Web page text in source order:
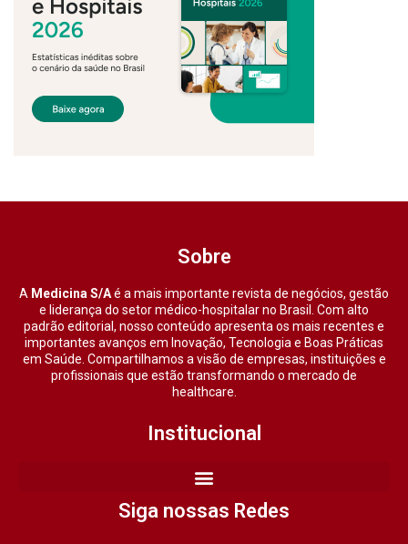
Sobre
A Medicina S/Aé a mais importante revista de negócios, gestão
e liderança do setor médico-hospitalar no Brasil. Com alto
padrão editorial, nosso conteúdo apresenta os mais recentes e
importantes avanços em Inovação, Tecnologia e Boas Práticas
em Saúde. Compartilhamos a visão de empresas, instituições e
profissionais que estão transformando o mercado de
healthcare.
Institucional
Siga nossas Redes